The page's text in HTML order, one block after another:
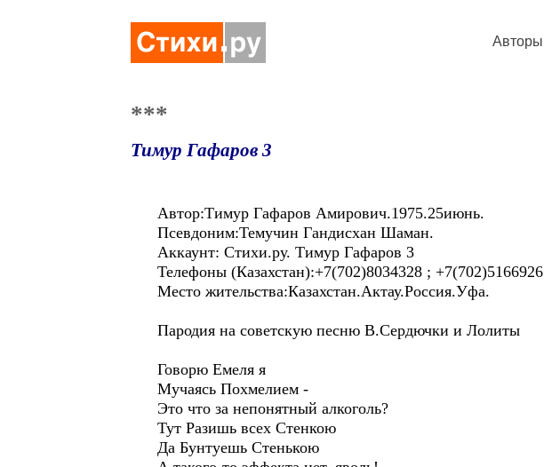
Авторы
***
Тимур Гафаров 3
Автор:Тимур Гафаров Амирович.1975.25июнь.
Псевдоним:Темучин Гандисхан Шаман.
Аккаунт: Стихи.ру. Тимур Гафаров 3
Телефоны (Казахстан):+7(702)8034328 ; +7(702)5166926
Место жительства:Казахстан.Актау.Россия.Уфа.
Пародия на советскую песню В.Сердючки и Лолиты
Говорю Емеля я
Мучаясь Похмелием -
Это что за непонятный алкоголь?
Тут Разишь всех Стенкою
Да Бунтуешь Стенькою